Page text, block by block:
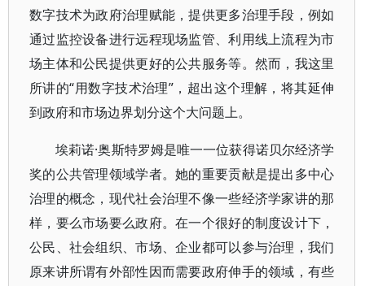
数字技术为政府治理赋能，提供更多治理手段，例如
通过监控设备进行远程现场监管、利用线上流程为市
场主体和公民提供更好的公共服务等。然而，我这里
所讲的“用数字技术治理”，超出这个理解，将其延伸
到政府和市场边界划分这个大问题上。
埃莉诺·奥斯特罗姆是唯一一位获得诺贝尔经济学
奖的公共管理领域学者。她的重要贡献是提出多中心
治理的概念，现代社会治理不像一些经济学家讲的那
样，要么市场要么政府。在一个很好的制度设计下，
公民、社会组织、市场、企业都可以参与治理，我们
原来讲所谓有外部性因而需要政府伸手的领域，有些